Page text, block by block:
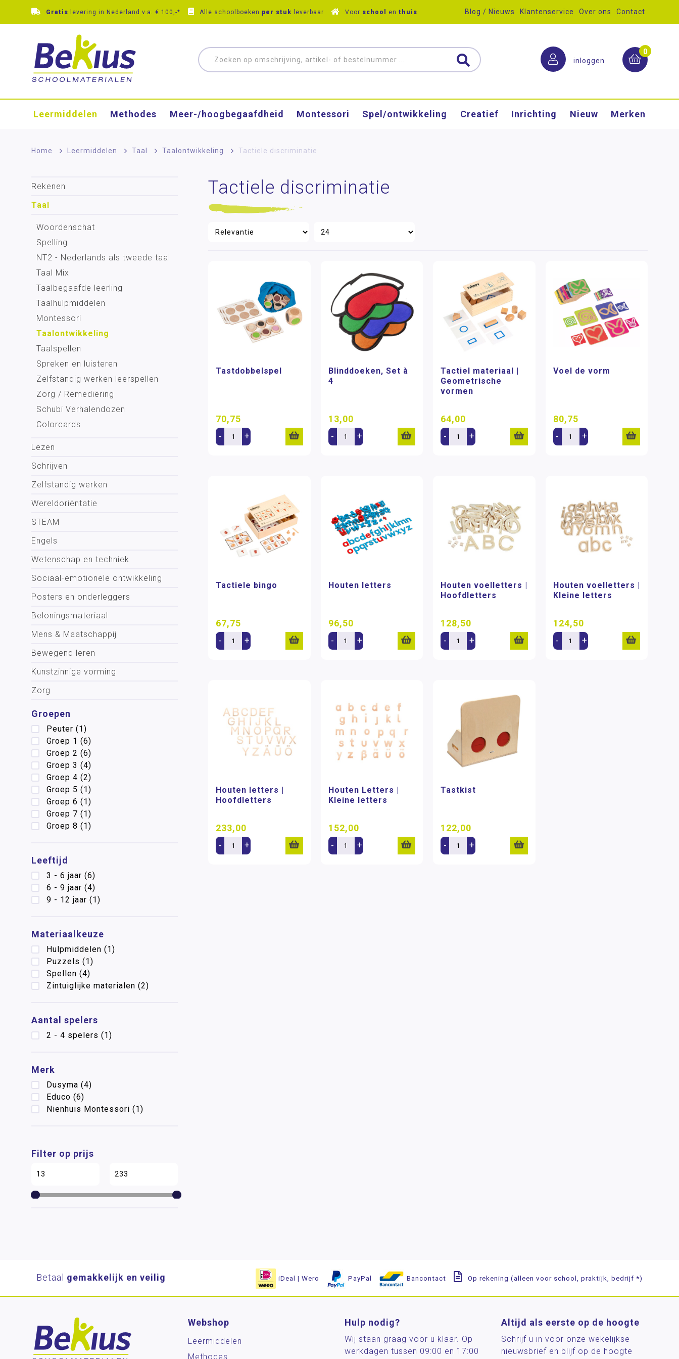
Gratis levering in Nederland v.a. € 100,-* Alle schoolboeken per stuk leverbaar Voor school en thuis Blog / Nieuws Klantenservice Over ons Contact
inloggen
0
Leermiddelen Methodes Meer-/hoog­begaafdheid Montessori Spel/ontwikkeling Creatief Inrichting Nieuw Merken
Home > Leermiddelen > Taal > Taalontwikkeling > Tactiele discriminatie
Rekenen
Taal
Woordenschat
Spelling
NT2 - Nederlands als tweede taal
Taal Mix
Taalbegaafde leerling
Taalhulpmiddelen
Montessori
Taalontwikkeling
Taalspellen
Spreken en luisteren
Zelfstandig werken leerspellen
Zorg / Remediëring
Schubi Verhalendozen
Colorcards
Lezen
Schrijven
Zelfstandig werken
Wereldoriëntatie
STEAM
Engels
Wetenschap en techniek
Sociaal-emotionele ontwikkeling
Posters en onderleggers
Beloningsmateriaal
Mens & Maatschappij
Bewegend leren
Kunstzinnige vorming
Zorg
Groepen
Peuter (1)
Groep 1 (6)
Groep 2 (6)
Groep 3 (4)
Groep 4 (2)
Groep 5 (1)
Groep 6 (1)
Groep 7 (1)
Groep 8 (1)
Leeftijd
3 - 6 jaar (6)
6 - 9 jaar (4)
9 - 12 jaar (1)
Materiaalkeuze
Hulpmiddelen (1)
Puzzels (1)
Spellen (4)
Zintuiglijke materialen (2)
Aantal spelers
2 - 4 spelers (1)
Merk
Dusyma (4)
Educo (6)
Nienhuis Montessori (1)
Filter op prijs
Tactiele discriminatie
Tastdobbelspel
70,75
- +
Blinddoeken, Set à
4
13,00
- +
Tactiel materiaal |
Geometrische
vormen
64,00
- +
Voel de vorm
80,75
- +
Tactiele bingo
67,75
- +
Houten letters
96,50
- +
Houten voelletters |
Hoofdletters
128,50
- +
Houten voelletters |
Kleine letters
124,50
- +
Houten letters |
Hoofdletters
233,00
- +
Houten Letters |
Kleine letters
152,00
- +
Tastkist
122,00
- +
Betaal gemakkelijk en veilig iDeal | Wero PayPal Bancontact Op rekening (alleen voor school, praktijk, bedrijf *)
Webshop
Leermiddelen
Methodes
Hulp nodig?
Wij staan graag voor u klaar. Op
werkdagen tussen 09:00 en 17:00
Altijd als eerste op de hoogte
Schrijf u in voor onze wekelijkse
nieuwsbrief en blijf op de hoogte